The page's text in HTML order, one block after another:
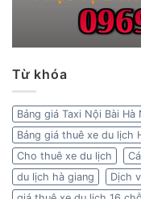
Từ khóa
Bảng giá Taxi Nội Bài Hà
Bảng giá thuê xe du lịch
Cho thuê xe du lịch
du lịch hà giang
Dịch